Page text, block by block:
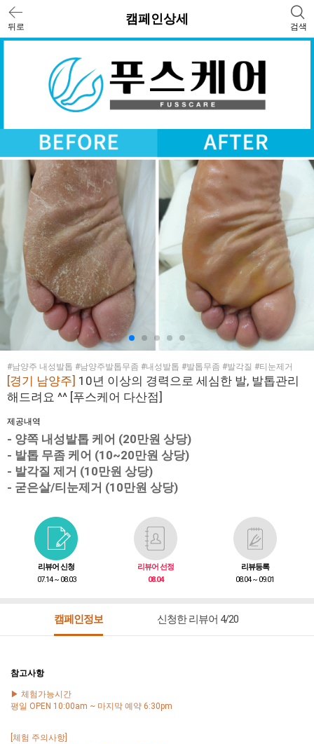
뒤로
캠페인상세
검색
#남양주 내성발톱 #남양주발톱무좀 #내성발톱 #발톱무좀 #발각질 #티눈제거
[경기 남양주] 10년 이상의 경력으로 세심한 발, 발톱관리
해드려요 ^^ [푸스케어 다산점]
제공내역
- 양쪽 내성발톱 케어 (20만원 상당)
- 발톱 무좀 케어 (10~20만원 상당)
- 발각질 제거 (10만원 상당)
- 굳은살/티눈제거 (10만원 상당)
리뷰어 신청
07.14 ~ 08.03
리뷰어 선정
08.04
리뷰등록
08.04 ~ 09.01
캠페인정보 신청한 리뷰어 4/20
참고사항
▶ 체험가능시간
평일 OPEN 10:00am ~ 마지막 예약 6:30pm
[체험 주의사항]